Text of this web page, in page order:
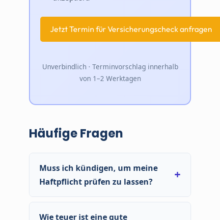
Unverbindlich · Terminvorschlag innerhalb
von 1–2 Werktagen
Häufige Fragen
Muss ich kündigen, um meine
Haftpflicht prüfen zu lassen?
Nein. Prüfen heißt verstehen – dann
entscheiden. Wenn Ihr Vertrag gut ist, sagen wir
Wie teuer ist eine gute